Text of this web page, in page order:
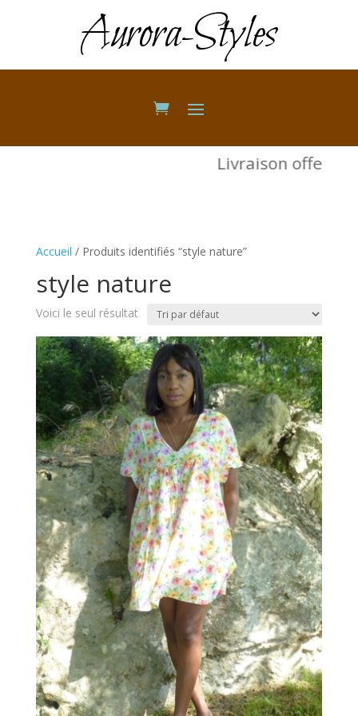
Aurora-Styles
Livraison offerte
Accueil / Produits identifiés “style nature”
style nature
Voici le seul résultat